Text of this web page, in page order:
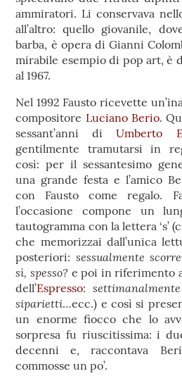
ammiratori. Li conservava
all’altro: quello giovanile,
barba, è opera di Gianni
mirabile esempio di pop art, è
al 1967.
Nel 1992 Fausto ricevette
compositore Luciano Berio.
sessant’anni diUmberto
gentilmente tramutarsi in
così: per il sessantesimo
una grande festa e l’amico
con Fausto come regalo.
l’occasione compone un
tautogramma con la lettera ‘s’
che memorizzai dall’unica
posteriori: sessualmente
sì, spesso?e poi in riferimento
dell’Espresso:
siparietti…ecc.) e così si
un enorme fiocco che lo
sorpresa fu riuscitissima: i
decenni e, raccontava
commosse un po’.